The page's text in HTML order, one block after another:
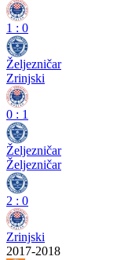
1 : 0
Željezničar
Zrinjski
0 : 1
Željezničar
Željezničar
2 : 0
Zrinjski
2017-2018